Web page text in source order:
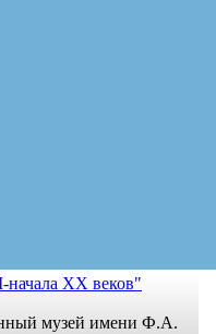
начала XX веков"
музей имени Ф.А.